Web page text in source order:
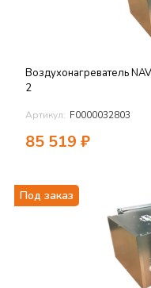
Воздухонагреватель
2
Артикул: F0000032803
85 519 ₽
Под заказ